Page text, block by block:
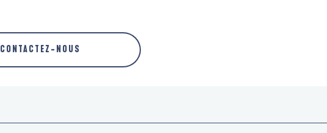
CONTACTEZ-NOUS